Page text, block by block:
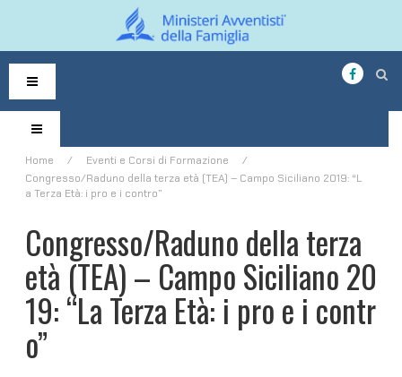
p
Home / Eventi e Corsi di Formazione
/
Congresso/Raduno della terza età (TEA) – Campo Siciliano 2019: “L
a Terza Età: i pro e i contro”
Congresso/Raduno della terza
età (TEA) – Campo Siciliano 20
19: “La Terza Età: i pro e i contr
o”